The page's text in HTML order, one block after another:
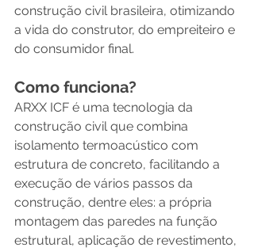
construção civil brasileira, otimizando
a vida do construtor, do empreiteiro e
do consumidor final.
Como funciona?
ARXX ICF é uma tecnologia da
construção civil que combina
isolamento termoacústico com
estrutura de concreto, facilitando a
execução de vários passos da
construção, dentre eles: a própria
montagem das paredes na função
estrutural, aplicação de revestimento,